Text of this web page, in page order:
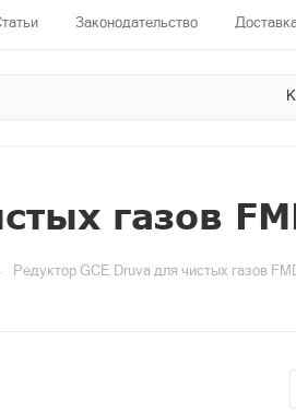
Законодательство
газов
Редуктор GCE Druva для чистых газов